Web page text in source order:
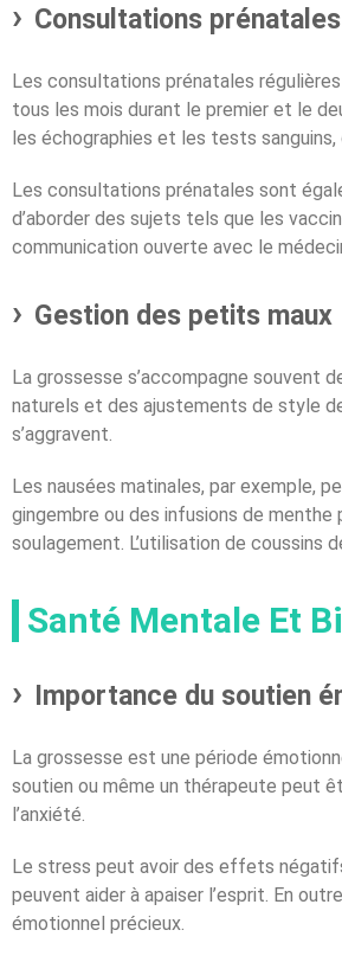
Consultations prénatales
Les consultations prénatales
tous les mois durant le premier et le
les échographies et les tests
Les consultations prénatales sont
d’aborder des sujets tels que les
communication ouverte avec le
Gestion des petits maux
La grossesse s’accompagne souvent
naturels et des ajustements de style
s’aggravent.
Les nausées matinales, par exemple,
gingembre ou des infusions de
soulagement. L’utilisation de
Santé Mentale Et
Importance du soutien
La grossesse est une période
soutien ou même un thérapeute peut
l’anxiété.
Le stress peut avoir des effets
peuvent aider à apaiser l’esprit. En
émotionnel précieux.